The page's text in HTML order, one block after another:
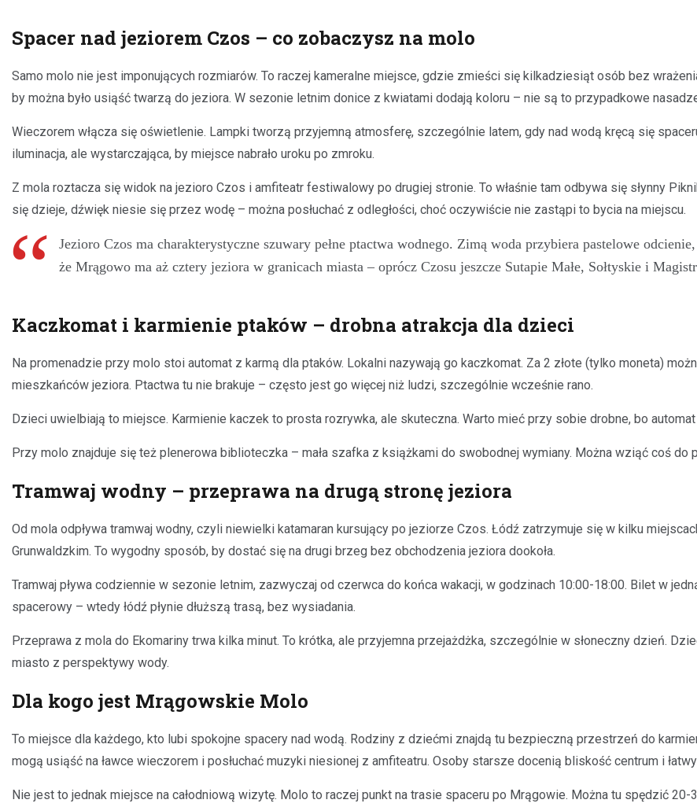
Spacer nad jeziorem Czos – co zobaczysz na molo
Samo molo nie jest imponujących rozmiarów. To raczej kameralne miejsce, gdzie zmieści się kilkadziesiąt osób bez
by można było usiąść twarzą do jeziora. W sezonie letnim donice z kwiatami dodają koloru – nie są to przypadkowe
Wieczorem włącza się oświetlenie. Lampki tworzą przyjemną atmosferę, szczególnie latem, gdy nad wodą kręcą się
iluminacja, ale wystarczająca, by miejsce nabrało uroku po zmroku.
Z mola roztacza się widok na jezioro Czos i amfiteatr festiwalowy po drugiej stronie. To właśnie tam odbywa się słynny
się dzieje, dźwięk niesie się przez wodę – można posłuchać z odległości, choć oczywiście nie zastąpi to bycia na miejscu.
Jezioro Czos ma charakterystyczne szuwary pełne ptactwa wodnego. Zimą woda przybiera pastelowe
że Mrągowo ma aż cztery jeziora w granicach miasta – oprócz Czosu jeszcze Sutapie Małe, Sołtyskie i
Kaczkomat i karmienie ptaków – drobna atrakcja dla dzieci
Na promenadzie przy molo stoi automat z karmą dla ptaków. Lokalni nazywają go kaczkomat. Za 2 złote (tylko moneta)
mieszkańców jeziora. Ptactwa tu nie brakuje – często jest go więcej niż ludzi, szczególnie wcześnie rano.
Dzieci uwielbiają to miejsce. Karmienie kaczek to prosta rozrywka, ale skuteczna. Warto mieć przy sobie drobne, bo
Przy molo znajduje się też plenerowa biblioteczka – mała szafka z książkami do swobodnej wymiany. Można wziąć coś do
Tramwaj wodny – przeprawa na drugą stronę jeziora
Od mola odpływa tramwaj wodny, czyli niewielki katamaran kursujący po jeziorze Czos. Łódź zatrzymuje się w kilku
Grunwaldzkim. To wygodny sposób, by dostać się na drugi brzeg bez obchodzenia jeziora dookoła.
Tramwaj pływa codziennie w sezonie letnim, zazwyczaj od czerwca do końca wakacji, w godzinach 10:00-18:00. Bilet w
spacerowy – wtedy łódź płynie dłuższą trasą, bez wysiadania.
Przeprawa z mola do Ekomariny trwa kilka minut. To krótka, ale przyjemna przejażdżka, szczególnie w słoneczny dzień.
miasto z perspektywy wody.
Dla kogo jest Mrągowskie Molo
To miejsce dla każdego, kto lubi spokojne spacery nad wodą. Rodziny z dziećmi znajdą tu bezpieczną przestrzeń do
mogą usiąść na ławce wieczorem i posłuchać muzyki niesionej z amfiteatru. Osoby starsze docenią bliskość centrum i
Nie jest to jednak miejsce na całodniową wizytę. Molo to raczej punkt na trasie spaceru po Mrągowie. Można tu spędzić